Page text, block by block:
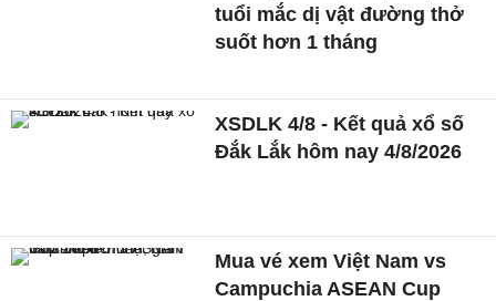
tuổi mắc dị vật đường thở
suốt hơn 1 tháng
XSDLK 4/8 - Kết quả xổ số
Đắk Lắk hôm nay 4/8/2026
Mua vé xem Việt Nam vs
Campuchia ASEAN Cup